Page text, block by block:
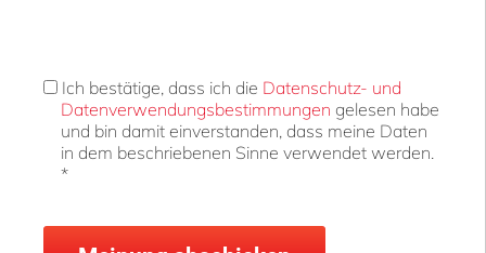
Ich bestätige, dass ich die Daten­schutz- und
Daten­verwen­dungs­bestim­mungen gelesen habe
und bin damit einverstanden, dass meine Daten
in dem beschriebenen Sinne verwendet werden.
*